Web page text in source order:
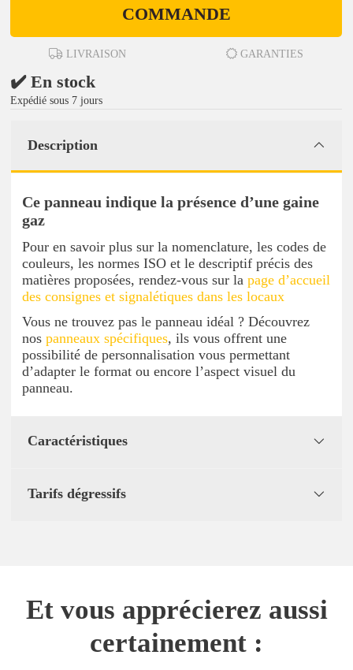
COMMANDE
LIVRAISON GARANTIES
✔️ En stock
Expédié sous 7 jours
Description
Ce panneau indique la présence d’une gaine
gaz
Pour en savoir plus sur la nomenclature, les codes de
couleurs, les normes ISO et le descriptif précis des
matières proposées, rendez-vous sur la page d’accueil
des consignes et signalétiques dans les locaux
Vous ne trouvez pas le panneau idéal ? Découvrez
nos panneaux spécifiques, ils vous offrent une
possibilité de personnalisation vous permettant
d’adapter le format ou encore l’aspect visuel du
panneau.
Caractéristiques
Tarifs dégressifs
Et vous apprécierez aussi
certainement :